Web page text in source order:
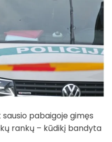
pabaigoje gimęs
rankų – kūdikį bandyta